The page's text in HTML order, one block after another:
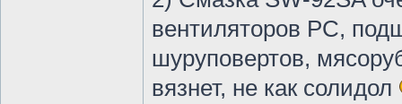
вентиляторов PC,
шуруповертов,
вязнет, не как солидол